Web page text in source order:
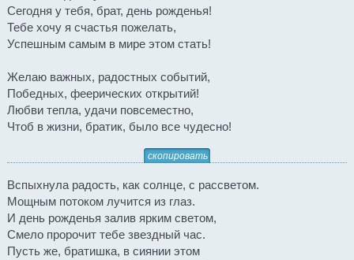
Сегодня у тебя, брат, день рожденья!
Тебе хочу я счастья пожелать,
Успешным самым в мире этом стать!
Желаю важных, радостных событий,
Победных, феерических открытий!
Любви тепла, удачи повсеместно,
Чтоб в жизни, братик, было все чудесно!
скопировать
Вспыхнула радость, как солнце, с рассветом.
Мощным потоком лучится из глаз.
И день рожденья залив ярким светом,
Смело пророчит тебе звездный час.
Пусть же, братишка, в сиянии этом